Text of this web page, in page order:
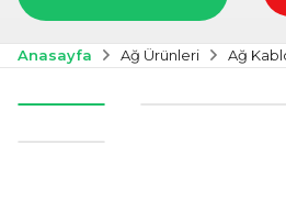
Anasayfa Ağ Ürünleri Ağ